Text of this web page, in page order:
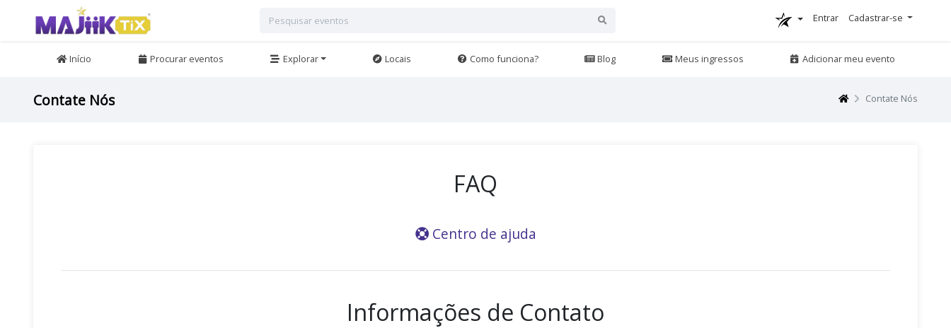
Entrar Cadastrar-se
Início Procurar eventos Explorar Locais Como funciona? Blog Meus ingressos Adicionar meu evento
Contate Nós Contate Nós
FAQ
Centro de ajuda
Informações de Contato